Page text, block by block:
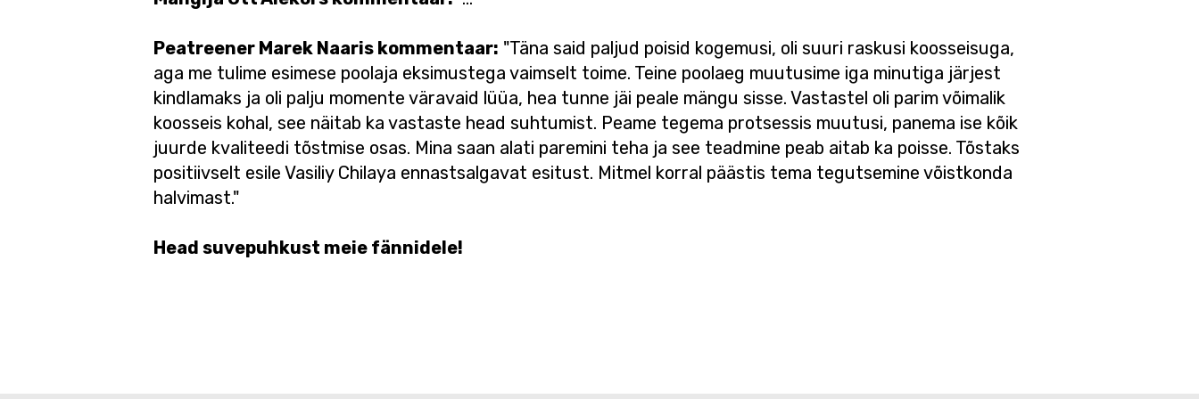
Peatreener Marek Naaris kommentaar: "Täna said paljud poisid kogemusi, oli suuri raskusi koosseisuga,
aga me tulime esimese poolaja eksimustega vaimselt toime. Teine poolaeg muutusime iga minutiga järjest
kindlamaks ja oli palju momente väravaid lüüa, hea tunne jäi peale mängu sisse. Vastastel oli parim võimalik
koosseis kohal, see näitab ka vastaste head suhtumist. Peame tegema protsessis muutusi, panema ise kõik
juurde kvaliteedi tõstmise osas. Mina saan alati paremini teha ja see teadmine peab aitab ka poisse. Tõstaks
positiivselt esile Vasiliy Chilaya ennastsalgavat esitust. Mitmel korral päästis tema tegutsemine võistkonda
halvimast."
Head suvepuhkust meie fännidele!